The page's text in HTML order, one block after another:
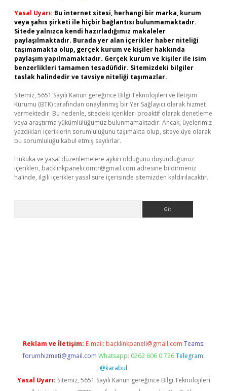
Yasal Uyarı: Bu internet sitesi, herhangi bir marka, kurum
veya şahıs şirketi ile hiçbir bağlantısı bulunmamaktadır.
Sitede yalnızca kendi hazırladığımız makaleler
paylaşılmaktadır. Burada yer alan içerikler haber niteliği
taşımamakta olup, gerçek kurum ve kişiler hakkında
paylaşım yapılmamaktadır. Gerçek kurum ve kişiler ile isim
benzerlikleri tamamen tesadüfidir. Sitemizdeki bilgiler
taslak halindedir ve tavsiye niteliği taşımazlar.
Sitemiz, 5651 Sayılı Kanun gereğince Bilgi Teknolojileri ve İletişim
Kurumu (BTK) tarafından onaylanmış bir Yer Sağlayıcı olarak hizmet
vermektedir. Bu nedenle, sitedeki içerikleri proaktif olarak denetleme
veya araştırma yükümlülüğümüz bulunmamaktadır. Ancak, üyelerimiz
yazdıkları içeriklerin sorumluluğunu taşımakta olup, siteye üye olarak
bu sorumluluğu kabul etmiş sayılırlar.
Hukuka ve yasal düzenlemelere aykırı olduğunu düşündüğünüz
içerikleri, backlinkpanelicomtr@gmail.com adresine bildirmeniz
halinde, ilgili içerikler yasal süre içerisinde sitemizden kaldırılacaktır.
Reklam ve İletişim: E-mail: backlinkpaneli@gmail.com Teams:
forumhizmeti@gmail.com Whatsapp: 0262 606 0 726 Telegram:
@karabul
Yasal Uyarı: Sitemiz, 5651 Sayılı Kanun gereğince Bilgi Teknolojileri